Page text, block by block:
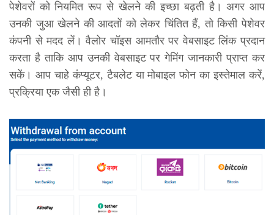
पेशेवरों को नियमित रूप से खेलने की इच्छा बढ़ती है। अगर आप
उनकी जुआ खेलने की आदतों को लेकर चिंतित हैं, तो किसी पेशेवर
कंपनी से मदद लें। वैलोर चॉइस आमतौर पर वेबसाइट लिंक प्रदान
करता है ताकि आप उनकी वेबसाइट पर गेमिंग जानकारी प्राप्त कर
सकें। आप चाहे कंप्यूटर, टैबलेट या मोबाइल फोन का इस्तेमाल करें,
प्रक्रिया एक जैसी ही है।